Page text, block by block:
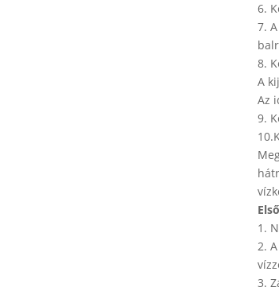
6.
7.
8.
A
Az
9.
1.
2.
3.